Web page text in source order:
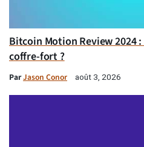
Bitcoin Motion Review 2024
coffre-fort ?
ParJason Conor août 3, 2026